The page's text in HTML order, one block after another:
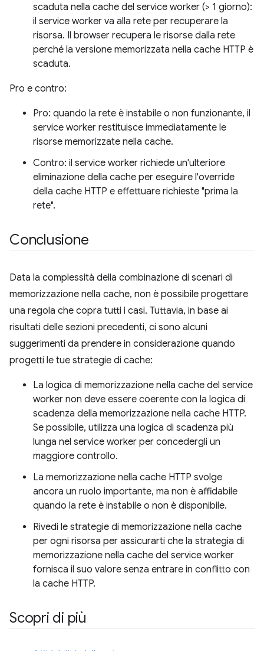
scaduta nella cache del service worker (> 1 giorno):
il service worker va alla rete per recuperare la
risorsa. Il browser recupera le risorse dalla rete
perché la versione memorizzata nella cache HTTP è
scaduta.
Pro e contro:
Pro: quando la rete è instabile o non funzionante, il
service worker restituisce immediatamente le
risorse memorizzate nella cache.
Contro: il service worker richiede un'ulteriore
eliminazione della cache per eseguire l'override
della cache HTTP e effettuare richieste "prima la
rete".
Conclusione
Data la complessità della combinazione di scenari di
memorizzazione nella cache, non è possibile progettare
una regola che copra tutti i casi. Tuttavia, in base ai
risultati delle sezioni precedenti, ci sono alcuni
suggerimenti da prendere in considerazione quando
progetti le tue strategie di cache:
La logica di memorizzazione nella cache del service
worker non deve essere coerente con la logica di
scadenza della memorizzazione nella cache HTTP.
Se possibile, utilizza una logica di scadenza più
lunga nel service worker per concedergli un
maggiore controllo.
La memorizzazione nella cache HTTP svolge
ancora un ruolo importante, ma non è affidabile
quando la rete è instabile o non è disponibile.
Rivedi le strategie di memorizzazione nella cache
per ogni risorsa per assicurarti che la strategia di
memorizzazione nella cache del service worker
fornisca il suo valore senza entrare in conflitto con
la cache HTTP.
Scopri di più